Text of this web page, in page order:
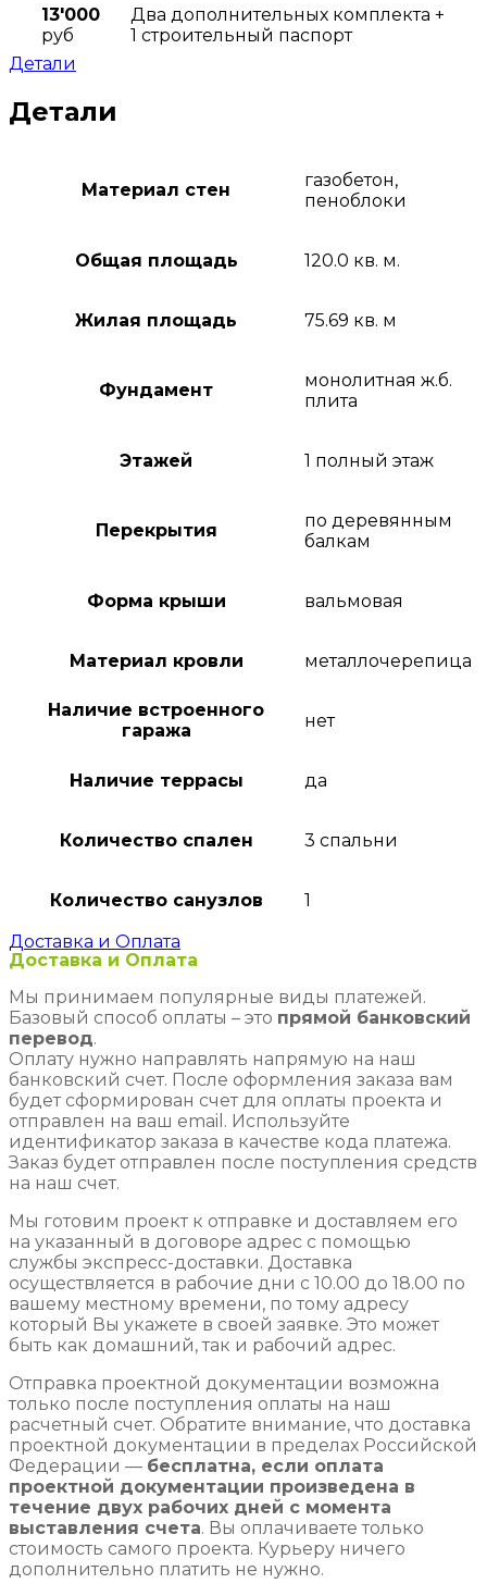
13'000
руб
Два дополнительных комплекта +
1 строительный паспорт
Детали
Детали
Материал стен
газобетон,
пеноблоки
Общая площадь 120.0 кв. м.
Жилая площадь 75.69 кв. м
Фундамент
монолитная ж.б.
плита
Этажей 1 полный этаж
Перекрытия
по деревянным
балкам
Форма крыши вальмовая
Материал кровли металлочерепица
Наличие встроенного
гаража
нет
Наличие террасы да
Количество спален 3 спальни
Количество санузлов
1
Доставка и Оплата
Доставка и Оплата
Мы принимаем популярные виды платежей.
Базовый способ оплаты – это прямой банковский
перевод.
Оплату нужно направлять напрямую на наш
банковский счет. После оформления заказа вам
будет сформирован счет для оплаты проекта и
отправлен на ваш email. Используйте
идентификатор заказа в качестве кода платежа.
Заказ будет отправлен после поступления средств
на наш счет.
Мы готовим проект к отправке и доставляем его
на указанный в договоре адрес с помощью
службы экспресс-доставки. Доставка
осуществляется в рабочие дни с 10.00 до 18.00 по
вашему местному времени, по тому адресу
который Вы укажете в своей заявке. Это может
быть как домашний, так и рабочий адрес.
Отправка проектной документации возможна
только после поступления оплаты на наш
расчетный счет. Обратите внимание, что доставка
проектной документации в пределах Российской
Федерации — бесплатна, если оплата
проектной документации произведена в
течение двух рабочих дней с момента
выставления счета. Вы оплачиваете только
стоимость самого проекта. Курьеру ничего
дополнительно платить не нужно.